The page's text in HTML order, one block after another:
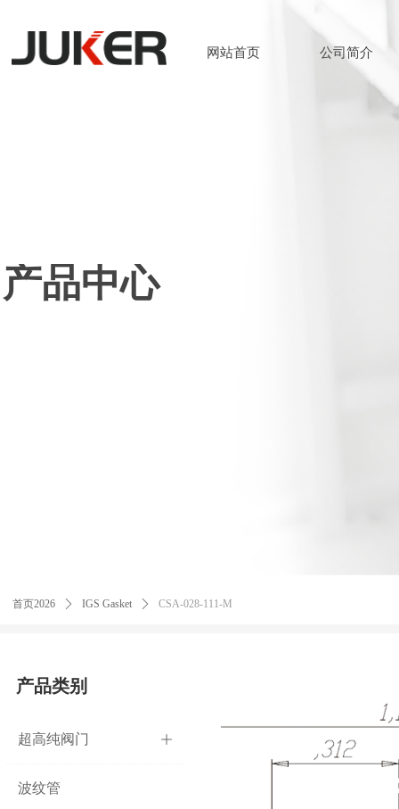
网站首页 公司简介
公司简介
产品中心
首页2026 ꄲ IGS Gasket ꄲ CSA-028-111-M
ꄶ
超高纯阀门
波纹管
产品类别